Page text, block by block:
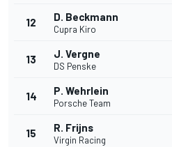
12 D. Beckmann
Cupra Kiro
13 J. Vergne
DS Penske
14 P. Wehrlein
Porsche Team
15 R. Frijns
Virgin Racing